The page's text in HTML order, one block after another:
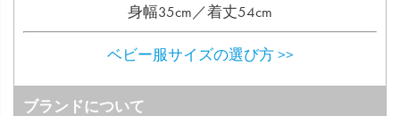
身幅35cm／着丈54cm
ベビー服サイズの選び方 >>
ブランドについて